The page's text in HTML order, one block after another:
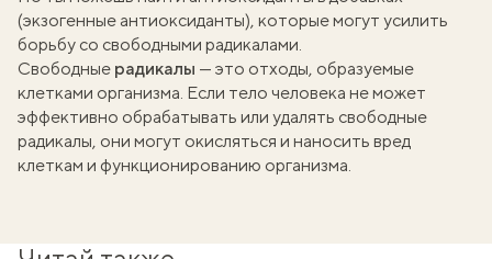
(экзогенные антиоксиданты), которые могут усилить
борьбу со свободными радикалами.
Свободные радикалы — это отходы, образуемые
клетками организма. Если тело человека не может
эффективно обрабатывать или удалять свободные
радикалы, они могут окисляться и наносить вред
клеткам и функционированию организма.